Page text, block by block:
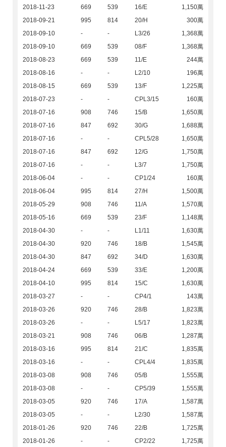
2018-11-23
669 539 16/E
1,150萬
2018-09-21
995 814 20/H
300萬
2018-09-10
- - L3/26
1,368萬
2018-09-10
669 539 08/F
1,368萬
2018-08-23
669 539 11/E
244萬
2018-08-16
- - L2/10
196萬
2018-08-15
669 539 13/F
1,225萬
2018-07-23
- - CPL3/15
160萬
2018-07-16
908 746 15/B
1,650萬
2018-07-16
847 692 30/G
1,688萬
2018-07-16
- - CPL5/28
1,650萬
2018-07-16
847 692 12/G
1,750萬
2018-07-16
- - L3/7
1,750萬
2018-06-04
- - CP1/24
160萬
2018-06-04
995 814 27/H
1,500萬
2018-05-29
908 746 11/A
1,570萬
2018-05-16
669 539 23/F
1,148萬
2018-04-30
- - L1/11
1,630萬
2018-04-30
920 746 18/B
1,545萬
2018-04-30
847 692 34/D
1,630萬
2018-04-24
669 539 33/E
1,200萬
2018-04-10
995 814 15/C
1,630萬
2018-03-27
- - CP4/1
143萬
2018-03-26
920 746 28/B
1,823萬
2018-03-26
- - L5/17
1,823萬
2018-03-21
908 746 06/B
1,287萬
2018-03-16
995 814 21/C
1,835萬
2018-03-16
- - CPL4/4
1,835萬
2018-03-08
908 746 05/B
1,555萬
2018-03-08
- - CP5/39
1,555萬
2018-03-05
920 746 17/A
1,587萬
2018-03-05
- - L2/30
1,587萬
2018-01-26
920 746 22/B
1,725萬
2018-01-26
- - CP2/22
1,725萬